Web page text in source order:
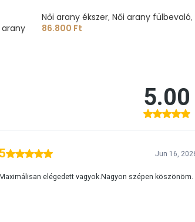
arany
Női arany ékszer, Női arany fülbevaló,
86.800 Ft